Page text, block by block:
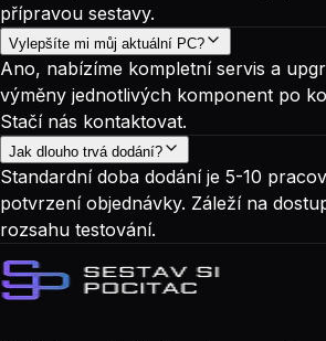
přípravou sestavy.
Vylepšíte mi můj aktuální PC?
Ano, nabízíme kompletní servis a
výměny jednotlivých komponent po
Stačí nás kontaktovat.
Jak dlouho trvá dodání?
Standardní doba dodání je 5-10
potvrzení objednávky. Záleží na
rozsahu testování.